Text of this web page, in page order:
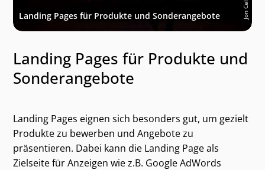
Landing Pages für Produkte und Sonderangebote
Landing Pages für Produkte und
Sonderangebote
Landing Pages eignen sich besonders gut, um gezielt
Produkte zu bewerben und Angebote zu
präsentieren. Dabei kann die Landing Page als
Zielseite für Anzeigen wie z.B. Google AdWords